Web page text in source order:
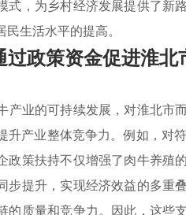
式，为乡村经济发展提供了新
生活水平的提高。
过政策资金促进淮
产业的可持续发展，对淮北市
升产业整体竞争力。例如，对
政策扶持不仅增强了肉牛养殖
步提升，实现经济效益的多重
的质量和竞争力。因此，这些